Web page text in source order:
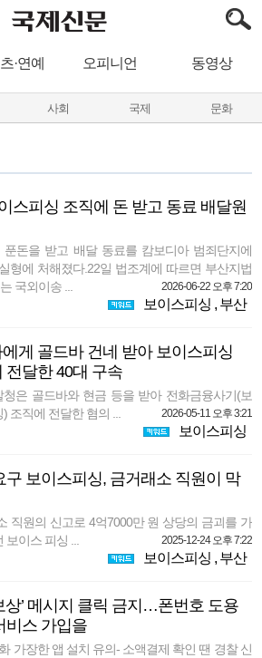
·연예 오피니언 동영상
사회 국제 문화
스피싱 조직에 돈 받고 동료 배달원
푼돈을 받고 배달 동료를 캄보디아 범죄단지에
형에 처해졌다.22일 법조계에 따르면 부산지법
국외이송 ...
2026-06-22 오후 7:20
보이스피싱 , 부산
게 골드바 건네 받아 보이스피싱
전달한 40대 구속
청은 골드바와 현금 등을 받아 전화금융사기(보
조직에 전달한 혐의 ...
2026-05-11 오후 3:21
보이스피싱
구 보이스피싱, 금거래소 직원이 막
직원의 신고로 4억7000만 원 상당의 금괴를 가
보이스 피싱 ...
2025-12-24 오후 7:22
보이스피싱 , 부산
상’ 메시지 클릭 금지…폰번호 도용
비스 가입을
가장한 앱 설치 유의- 소액결제 확인 땐 경찰 신